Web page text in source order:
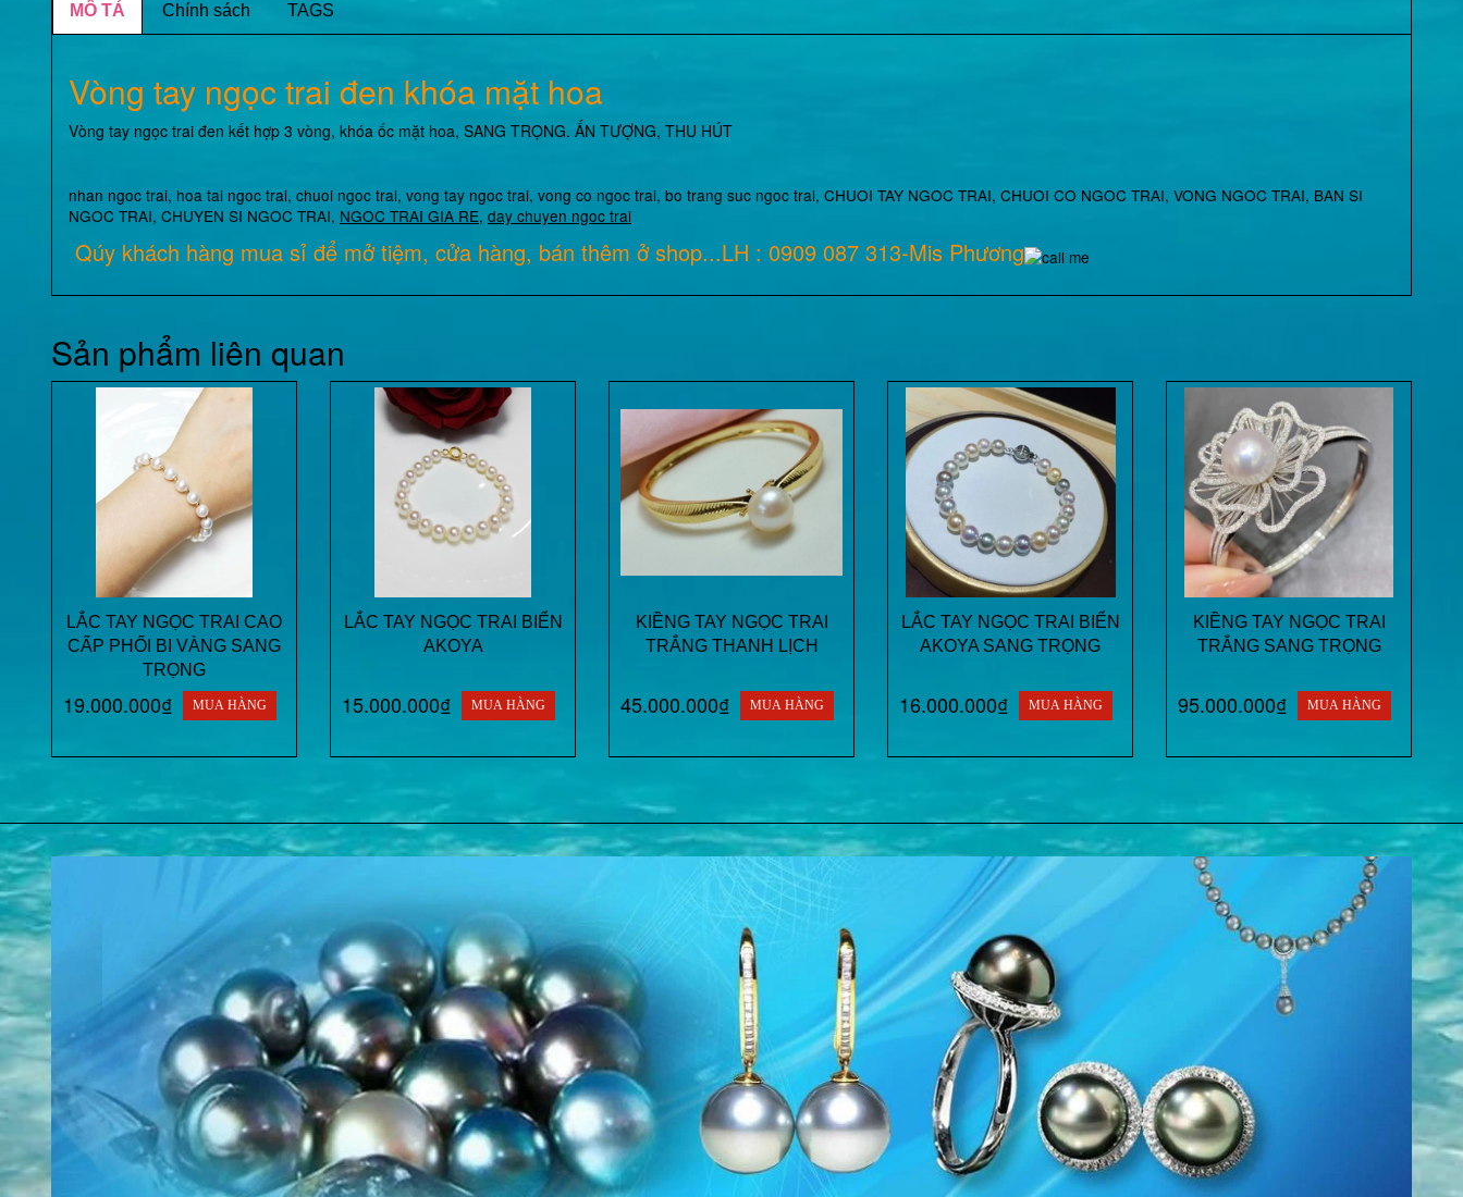
MÔ TẢ Chính sách TAGS
Vòng tay ngọc trai đen khóa mặt hoa
Vòng tay ngọc trai đen kết hợp 3 vòng, khóa ốc mặt hoa, SANG TRỌNG. ẤN TƯỢNG, THU HÚT
nhan ngoc trai, hoa tai ngoc trai, chuoi ngoc trai, vong tay ngoc trai, vong co ngoc trai, bo trang suc ngoc trai, CHUOI TAY NGOC TRAI, CHUOI CO NGOC TRAI, VONG NGOC TRAI, BAN SI
NGOC TRAI, CHUYEN SI NGOC TRAI, NGOC TRAI GIA RE, day chuyen ngoc trai
Qúy khách hàng mua sỉ để mở tiệm, cửa hàng, bán thêm ở shop...LH : 0909 087 313-Mis Phương
Sản phẩm liên quan
LẮC TAY NGỌC TRAI CAO
CẤP PHỐI BI VÀNG SANG
TRỌNG
19.000.000₫ MUA HÀNG
LẮC TAY NGỌC TRAI BIỂN
AKOYA
15.000.000₫ MUA HÀNG
KIỀNG TAY NGỌC TRAI
TRẮNG THANH LỊCH
45.000.000₫ MUA HÀNG
LẮC TAY NGỌC TRAI BIỂN
AKOYA SANG TRỌNG
16.000.000₫ MUA HÀNG
KIỀNG TAY NGỌC TRAI
TRẮNG SANG TRỌNG
95.000.000₫ MUA HÀNG